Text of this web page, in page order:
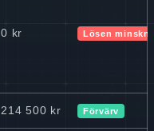
0 kr Lösen
214 500 kr Förvärv